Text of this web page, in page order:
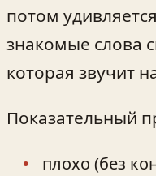
потом
знакомые слова
которая звучит
Показательный
плохо (без